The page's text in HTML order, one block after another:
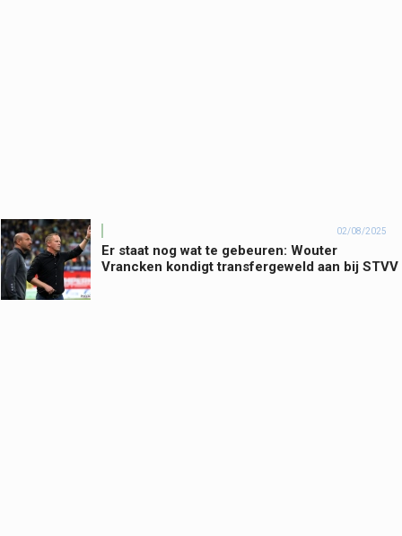
02/08/2025
Er staat nog wat te gebeuren: Wouter
Vrancken kondigt transfergeweld aan bij STVV